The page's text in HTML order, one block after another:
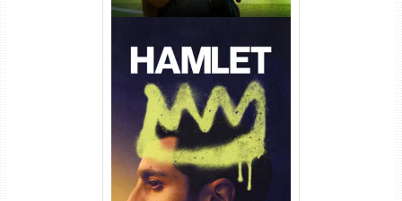
Hamlet Torrent (2026) WEB-
DL 1080p Dual Áudio